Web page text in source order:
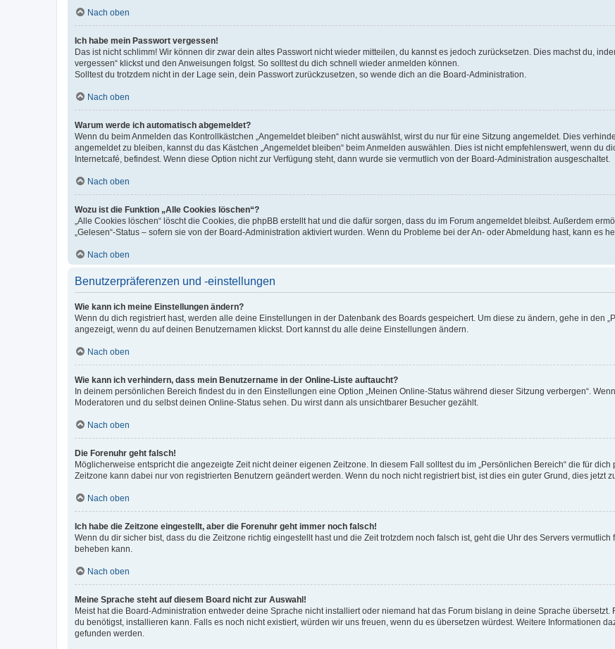
Nach oben
Ich habe mein Passwort vergessen!
Das ist nicht schlimm! Wir können dir zwar dein altes Passwort nicht wieder mitteilen, du kannst es jedoch zurücksetzen. Dies machst du,
vergessen“ klickst und den Anweisungen folgst. So solltest du dich schnell wieder anmelden können.
Solltest du trotzdem nicht in der Lage sein, dein Passwort zurückzusetzen, so wende dich an die Board-Administration.
Nach oben
Warum werde ich automatisch abgemeldet?
Wenn du beim Anmelden das Kontrollkästchen „Angemeldet bleiben“ nicht auswählst, wirst du nur für eine Sitzung angemeldet. Dies
angemeldet zu bleiben, kannst du das Kästchen „Angemeldet bleiben“ beim Anmelden auswählen. Dies ist nicht empfehlenswert, wenn du
Internetcafé, befindest. Wenn diese Option nicht zur Verfügung steht, dann wurde sie vermutlich von der Board-Administration ausgeschaltet.
Nach oben
Wozu ist die Funktion „Alle Cookies löschen“?
„Alle Cookies löschen“ löscht die Cookies, die phpBB erstellt hat und die dafür sorgen, dass du im Forum angemeldet bleibst. Außerdem
„Gelesen“-Status – sofern sie von der Board-Administration aktiviert wurden. Wenn du Probleme bei der An- oder Abmeldung hast, kann es
Nach oben
Benutzerpräferenzen und -einstellungen
Wie kann ich meine Einstellungen ändern?
Wenn du dich registriert hast, werden alle deine Einstellungen in der Datenbank des Boards gespeichert. Um diese zu ändern, gehe in den
angezeigt, wenn du auf deinen Benutzernamen klickst. Dort kannst du alle deine Einstellungen ändern.
Nach oben
Wie kann ich verhindern, dass mein Benutzername in der Online-Liste auftaucht?
In deinem persönlichen Bereich findest du in den Einstellungen eine Option „Meinen Online-Status während dieser Sitzung verbergen“.
Moderatoren und du selbst deinen Online-Status sehen. Du wirst dann als unsichtbarer Besucher gezählt.
Nach oben
Die Forenuhr geht falsch!
Möglicherweise entspricht die angezeigte Zeit nicht deiner eigenen Zeitzone. In diesem Fall solltest du im „Persönlichen Bereich“ die für
Zeitzone kann dabei nur von registrierten Benutzern geändert werden. Wenn du noch nicht registriert bist, ist dies ein guter Grund, dies jetzt
Nach oben
Ich habe die Zeitzone eingestellt, aber die Forenuhr geht immer noch falsch!
Wenn du dir sicher bist, dass du die Zeitzone richtig eingestellt hast und die Zeit trotzdem noch falsch ist, geht die Uhr des Servers
beheben kann.
Nach oben
Meine Sprache steht auf diesem Board nicht zur Auswahl!
Meist hat die Board-Administration entweder deine Sprache nicht installiert oder niemand hat das Forum bislang in deine Sprache
du benötigst, installieren kann. Falls es noch nicht existiert, würden wir uns freuen, wenn du es übersetzen würdest. Weitere Informationen
gefunden werden.